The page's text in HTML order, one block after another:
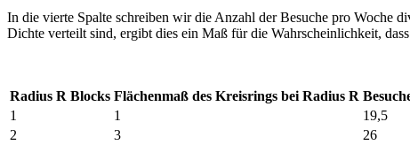
In die vierte Spalte schreiben wir die Anzahl der Besuche pro Woche
Dichte verteilt sind, ergibt dies ein Maß für die Wahrscheinlichkeit,
Radius R Blocks Flächenmaß des Kreisrings bei Radius R
1
1 19,5
2
3 26